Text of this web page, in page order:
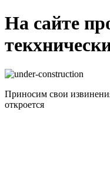
На сайте
Приносим свои
откроется